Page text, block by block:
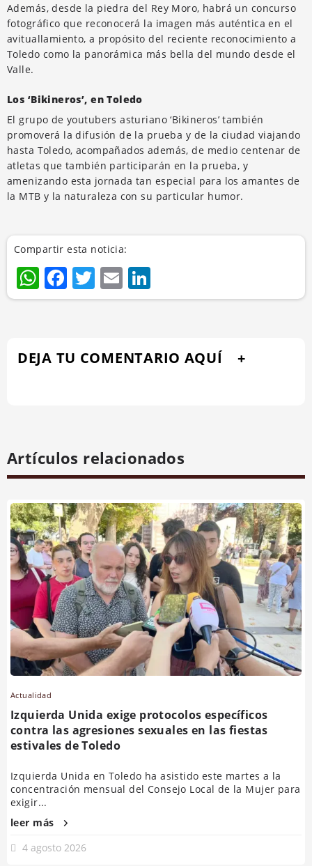
Además, desde la piedra del Rey Moro, habrá un concurso
fotográfico que reconocerá la imagen más auténtica en el
avituallamiento, a propósito del reciente reconocimiento a
Toledo como la panorámica más bella del mundo desde el
Valle.
Los ‘Bikineros’, en Toledo
El grupo de youtubers asturiano ‘Bikineros’ también
promoverá la difusión de la prueba y de la ciudad viajando
hasta Toledo, acompañados además, de medio centenar de
atletas que también participarán en la prueba, y
amenizando esta jornada tan especial para los amantes de
la MTB y la naturaleza con su particular humor.
Compartir esta noticia:
WhatsApp
Facebook
Twitter
Email
DEJA TU COMENTARIO AQUÍ
Artículos relacionados
Actualidad
Izquierda Unida exige protocolos específicos
contra las agresiones sexuales en las fiestas
estivales de Toledo
Izquierda Unida en Toledo ha asistido este martes a la
concentración mensual del Consejo Local de la Mujer para
exigir...
leer más
4 agosto 2026